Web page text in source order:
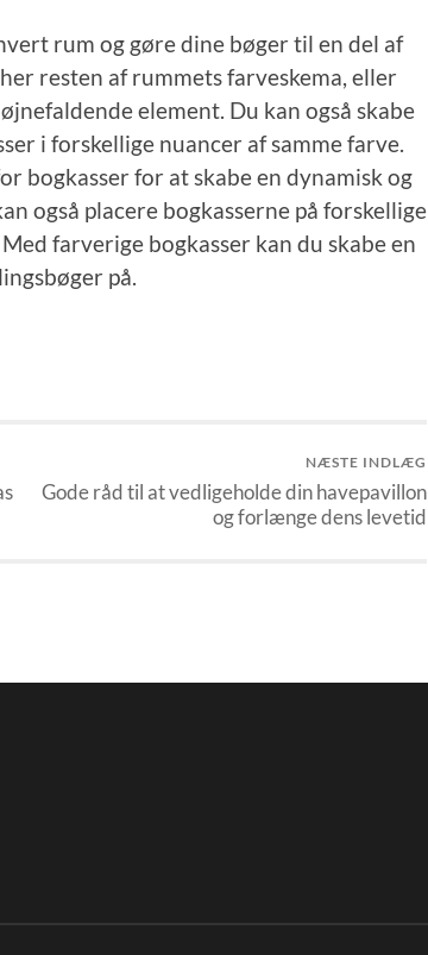
rum og gøre dine bøger til en del af
resten af rummets farveskema, eller
element. Du kan også skabe
i forskellige nuancer af samme farve.
bogkasser for at skabe en dynamisk og
også placere bogkasserne på forskellige
farverige bogkasser kan du skabe en
på.
NÆSTE INDLÆG
Gode råd til at vedligeholde din havepavillon
og forlænge dens levetid